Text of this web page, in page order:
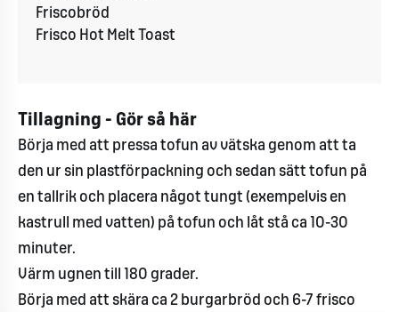
Friscobröd
Frisco Hot Melt Toast
Tillagning - Gör så här
Börja med att pressa tofun av vätska genom att ta
den ur sin plastförpackning och sedan sätt tofun på
en tallrik och placera något tungt (exempelvis en
kastrull med vatten) på tofun och låt stå ca 10-30
minuter.
Värm ugnen till 180 grader.
Börja med att skära ca 2 burgarbröd och 6-7 frisco